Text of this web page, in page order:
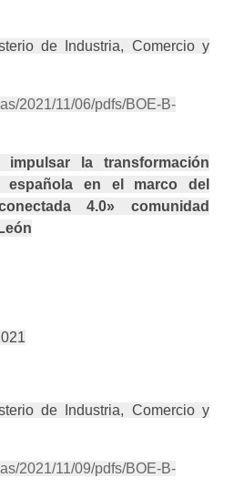
de Industria, Comercio y
2021/11/06/pdfs/BOE-B-
la transformación
en el marco del
4.0» comunidad
de Industria, Comercio y
2021/11/09/pdfs/BOE-B-